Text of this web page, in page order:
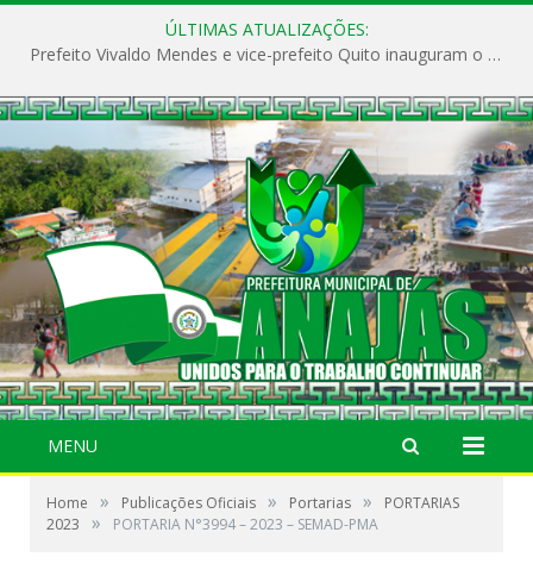
ÚLTIMAS ATUALIZAÇÕES:
Prefeito Vivaldo Mendes e vice-prefeito Quito inauguram o CAPS e fortalecem a saúde pública em Anajás.
MENU
Home » Publicações Oficiais » Portarias »
PORTARIAS
2023
» PORTARIA N°3994 – 2023 – SEMAD-PMA